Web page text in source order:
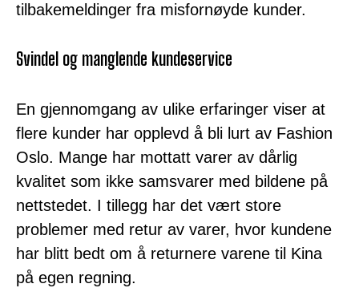
tilbakemeldinger fra misfornøyde kunder.
Svindel og manglende kundeservice
En gjennomgang av ulike erfaringer viser at
flere kunder har opplevd å bli lurt av Fashion
Oslo. Mange har mottatt varer av dårlig
kvalitet som ikke samsvarer med bildene på
nettstedet. I tillegg har det vært store
problemer med retur av varer, hvor kundene
har blitt bedt om å returnere varene til Kina
på egen regning.